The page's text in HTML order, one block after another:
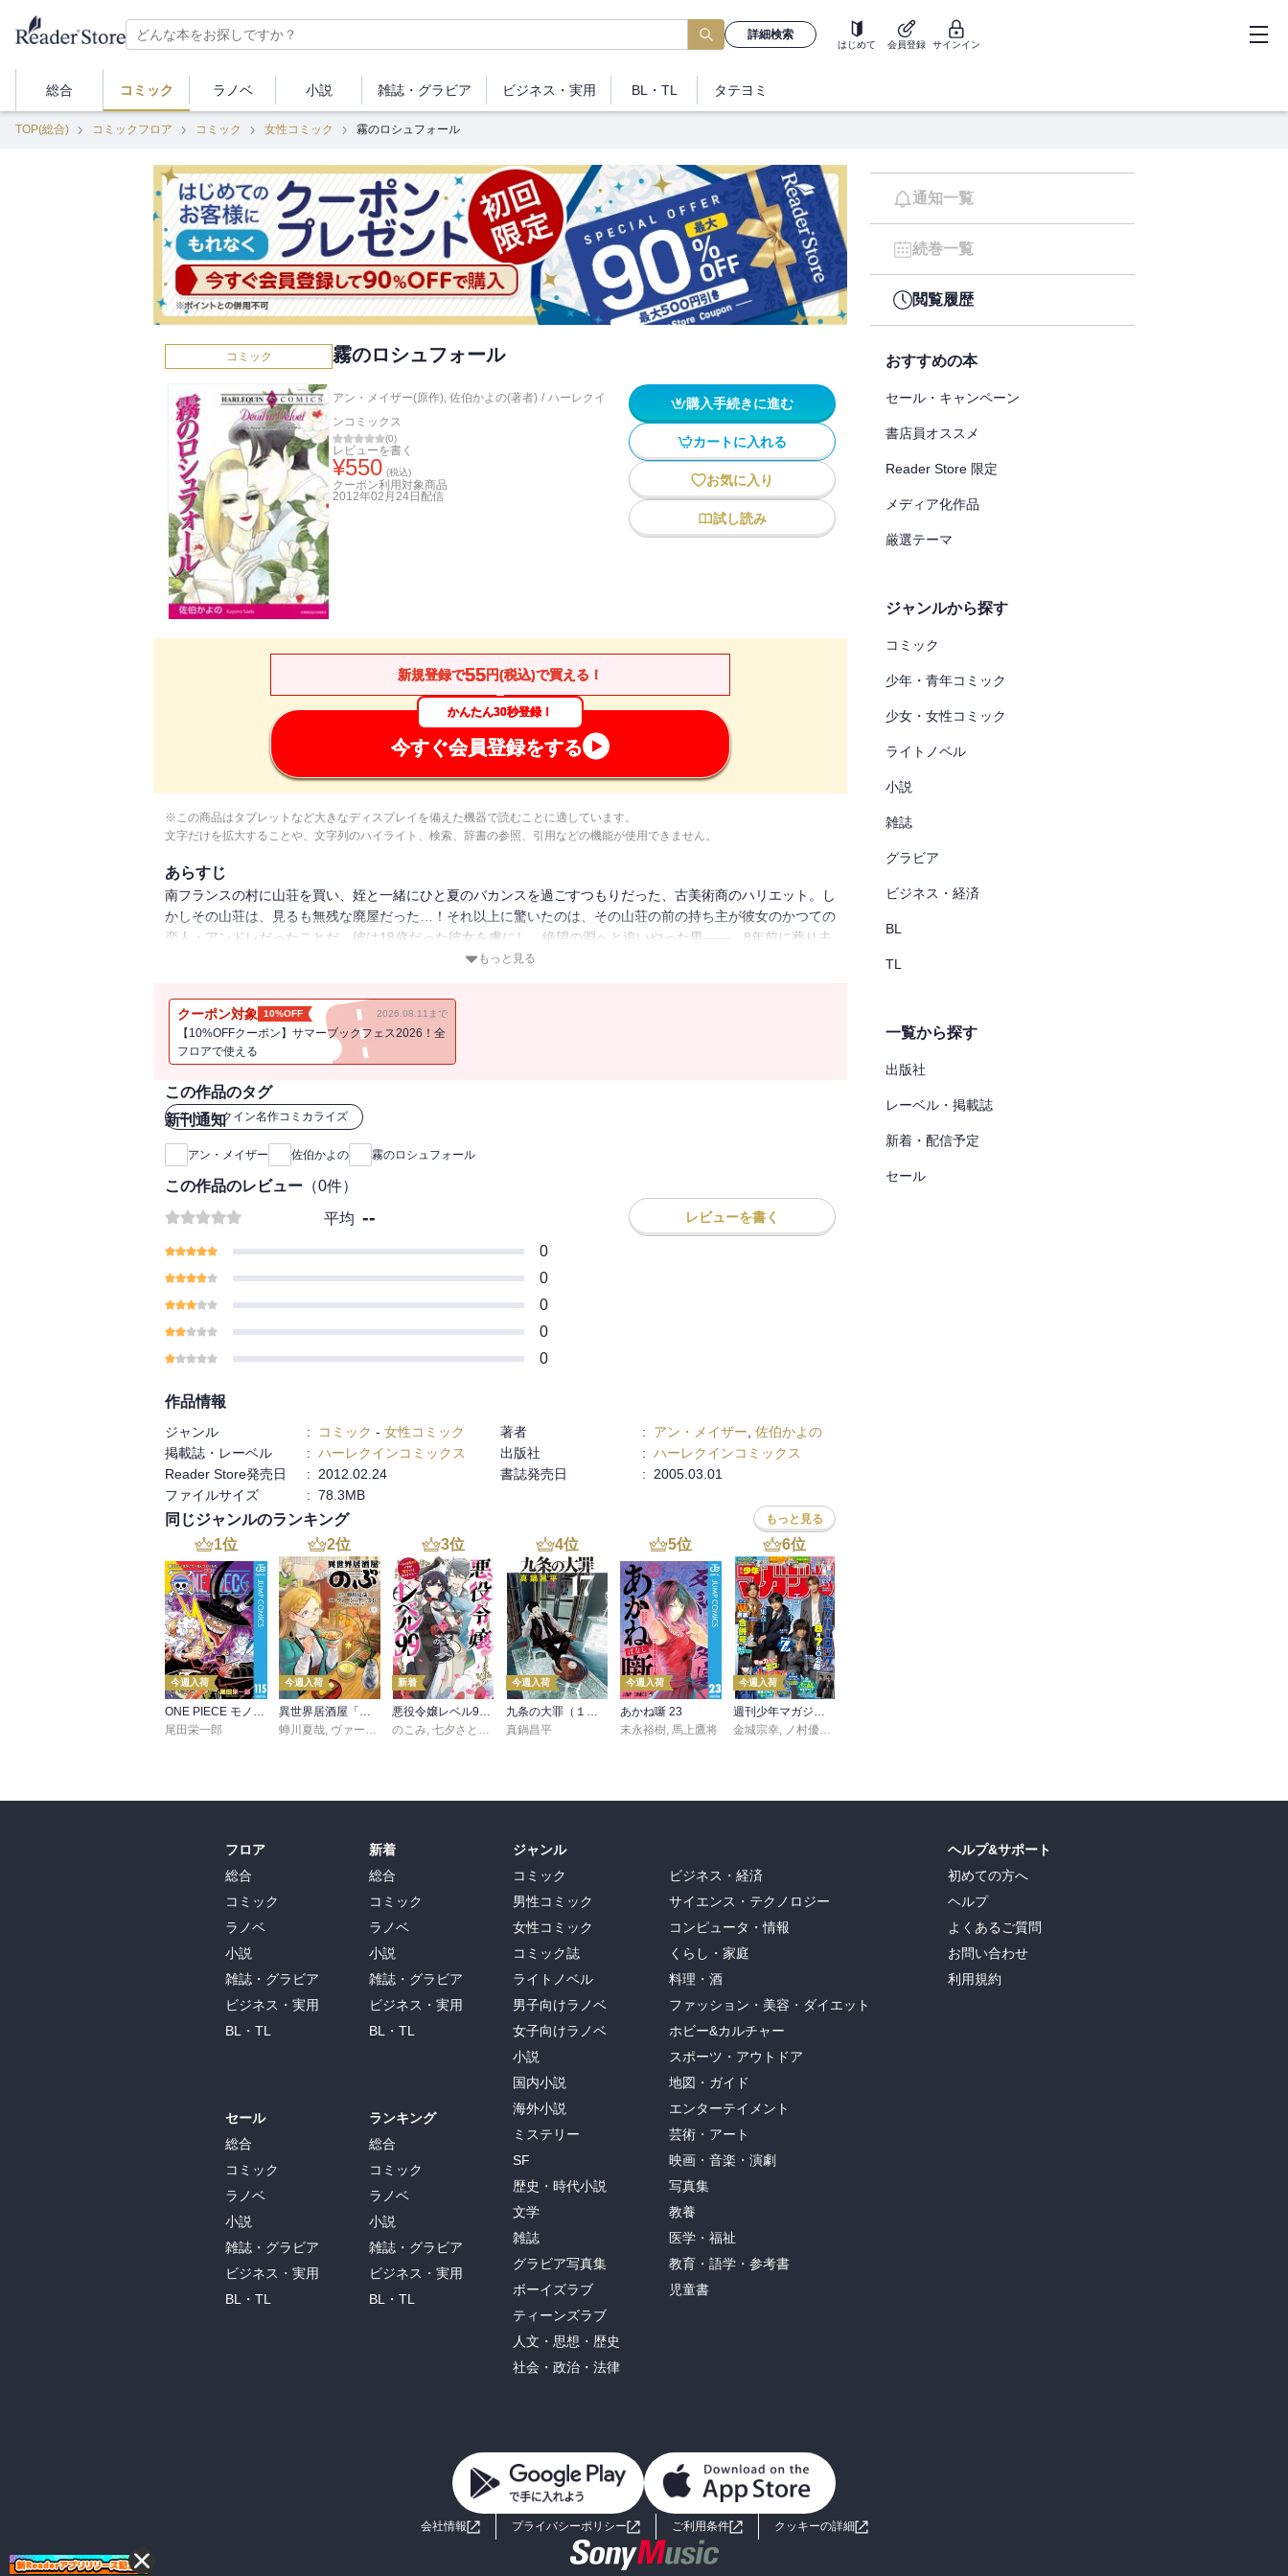
詳細検索
はじめて 会員登録 サインイン
総合 コミック ラノベ 小説 雑誌・ グラビア ビジネス ・実用 BL・TL タテヨミ
TOP(総合) コミックフロア コミック 女性コミック 霧のロシュフォール
コミック 霧のロシュフォール
アン・メイザー(原作), 佐伯かよの(著者) / ハーレクイ
ンコミックス
(0)
レビューを書く
¥550 (税込)
クーポン利用対象商品
2012年02月24日 配信
購入手続きに進む
カートに入れる
お気に入り
試し読み
新規登録で55円(税込)で買える！
かんたん30秒登録！
今すぐ会員登録をする
※この商品はタブレットなど大きなディスプレイを備えた機器で読むことに適しています。
文字だけを拡大することや、文字列のハイライト、検索、辞書の参照、引用などの機能が使用できません。
あらすじ
南フランスの村に山荘を買い、姪と一緒にひと夏のバカンスを過ごすつもりだった、古美術商のハリエット。し
かしその山荘は、見るも無残な廃屋だった…！それ以上に驚いたのは、その山荘の前の持ち主が彼女のかつての
恋人・アンドレだったことだ。彼は18歳だった彼女を虜にし、絶望の淵へと追いやった男――。8年前に葬り去
った、彼への愛と憎しみが今再び、ハリエットの胸に吹き荒れる――!!
もっと見る
クーポン対象 10%OFF 2026.08.11まで
【10%OFFクーポン】サマーブックフェス2026！全
フロアで使える
この作品のタグ
#ハーレクイン名作コミカライズ
新刊通知
アン・メイザー 佐伯かよの 霧のロシュフォール
この作品のレビュー （0件）
平均 -- レビューを書く
0
0
0
0
0
作品情報
ジャンル : コミック - 女性コミック 著者 : アン・メイザー 佐伯かよの
掲載誌・レーベル
: ハーレクインコミックス 出版社 : ハーレクインコミックス
Reader Store発売日
: 2012.02.24 書誌発売日 :
2005.03.01
ファイルサイズ
: 78.3MB
同じジャンルのランキング もっと見る
1位
今週入荷
ONE PIECE モノクロ版 115
尾田栄一郎
2位
今週入荷
異世界居酒屋「のぶ」(22)
蝉川夏哉, ヴァージニア二等兵 ,転
3位
新着
悪役令嬢レベル99 ～私は裏ボスですが魔王ではありません～ その６
のこみ,七夕さとり Tea
4位
今週入荷
九条の大罪（１７）
真鍋昌平
5位
今週入荷
あかね噺 23
末永裕樹, 馬上鷹将
6位
今週入荷
週刊少年マガジン 2026年36・37号[2026年8月5日発売]
金城宗幸, ノ村優介
通知一覧
続巻一覧
閲覧履歴
おすすめの本
セール・キャンペーン
書店員オススメ
Reader Store 限定
メディア化作品
厳選テーマ
ジャンルから探す
コミック
少年・青年コミック
少女・女性コミック
ライトノベル
小説
雑誌
グラビア
ビジネス・経済
BL
TL
一覧から探す
出版社
レーベル・掲載誌
新着・配信予定
セール
フロア
総合
コミック
ラノベ
小説
雑誌・グラビア
ビジネス・実用
BL・TL
セール
総合
コミック
ラノベ
小説
雑誌・グラビア
ビジネス・実用
BL・TL
新着
総合
コミック
ラノベ
小説
雑誌・グラビア
ビジネス・実用
BL・TL
ランキング
総合
コミック
ラノベ
小説
雑誌・グラビア
ビジネス・実用
BL・TL
ジャンル
コミック
男性コミック
女性コミック
コミック誌
ライトノベル
男子向けラノベ
女子向けラノベ
小説
国内小説
海外小説
ミステリー
SF
歴史・時代小説
文学
雑誌
グラビア写真集
ボーイズラブ
ティーンズラブ
人文・思想・歴史
社会・政治・法律
ビジネス・経済
サイエンス・テクノロジー
コンピュータ・情報
くらし・家庭
料理・酒
ファッション・美容・ダイエット
ホビー&カルチャー
スポーツ・アウトドア
地図・ガイド
エンターテイメント
芸術・アート
映画・音楽・演劇
写真集
教養
医学・福祉
教育・語学・参考書
児童書
ヘルプ&サポート
初めての方へ
ヘルプ
よくあるご質問
お問い合わせ
利用規約
会社情報 プライバシーポリシー ご利用条件 クッキーの詳細